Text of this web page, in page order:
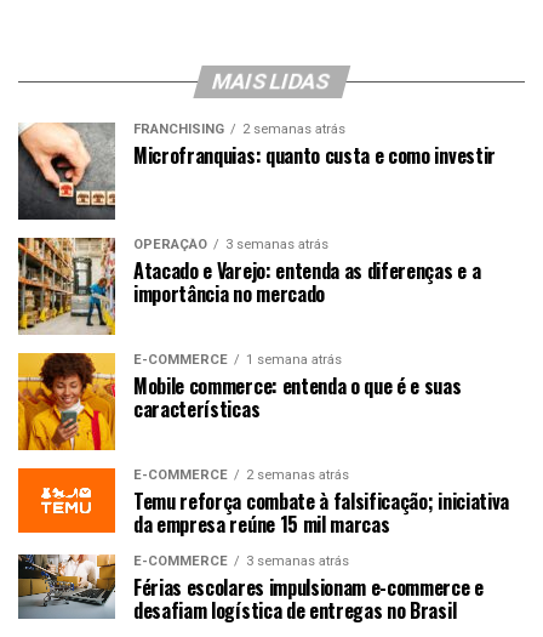
MAIS LIDAS
FRANCHISING 2 semanas atrás
Microfranquias: quanto custa e como investir
OPERAÇÃO 3 semanas atrás
Atacado e Varejo: entenda as diferenças e a
importância no mercado
E-COMMERCE 1 semana atrás
Mobile commerce: entenda o que é e suas
características
E-COMMERCE 2 semanas atrás
Temu reforça combate à falsificação; iniciativa
da empresa reúne 15 mil marcas
E-COMMERCE 3 semanas atrás
Férias escolares impulsionam e-commerce e
desafiam logística de entregas no Brasil